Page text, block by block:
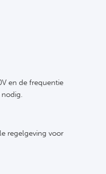
en de frequentie
nodig.
regelgeving voor